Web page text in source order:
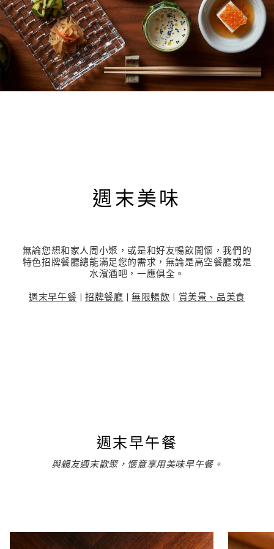
週末美味
無論您想和家人周小聚，或是和好友暢飲開懷，我們的
特色招牌餐廳總能滿足您的需求，無論是高空餐廳或是
水濱酒吧，一應俱全。
週末早午餐 |招牌餐廳 |無限暢飲 賞美景、品美食
週末早午餐
與親友週末歡聚，愜意享用美味早午餐。